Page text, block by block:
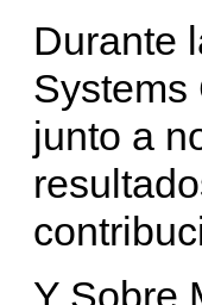
Durante
Systems
junto a
Y Sobre